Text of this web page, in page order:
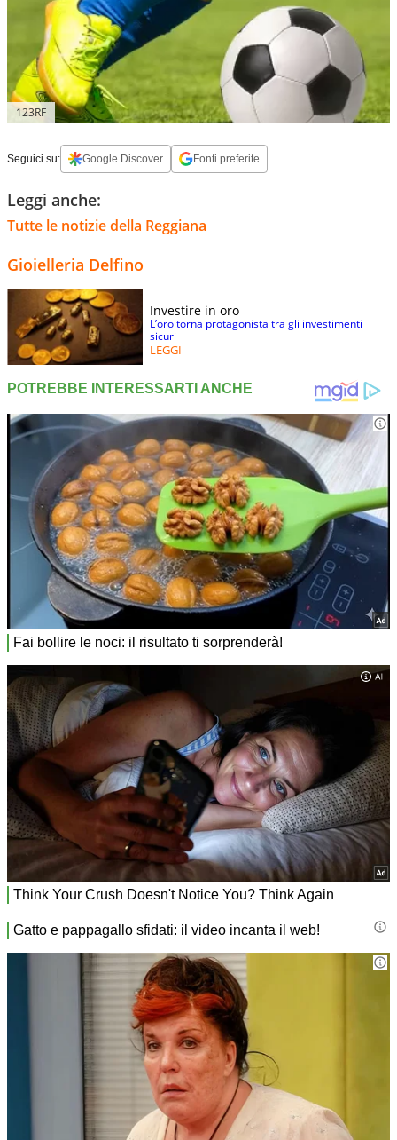
123RF
Seguici su: Google Discover Fonti preferite
Leggi anche:
Tutte le notizie della Reggiana
Gioielleria Delfino
Investire in oro
L’oro torna protagonista tra gli investimenti
sicuri
LEGGI